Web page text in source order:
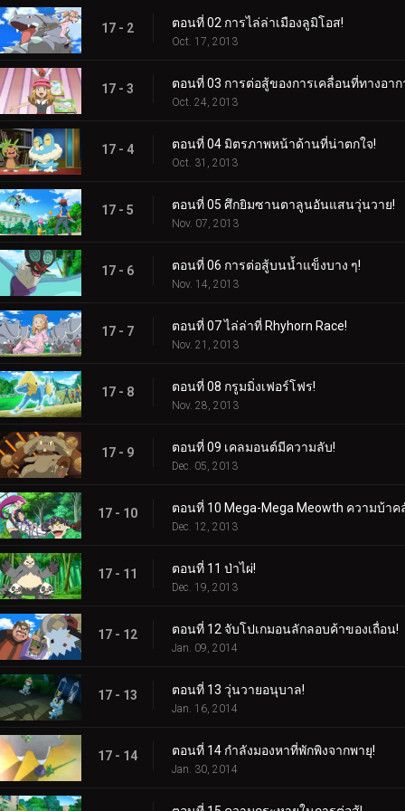
17 - 2 ตอนที่ 02 การไล่ล่าเมืองลูมิโอส!
Oct. 17, 2013
17 - 3 ตอนที่ 03 การต่อสู้ของการเคลื่อนที่ทางอาก
Oct. 24, 2013
17 - 4 ตอนที่ 04 มิตรภาพหน้าด้านที่น่าตกใจ!
Oct. 31, 2013
17 - 5 ตอนที่ 05 ศึกยิมซานตาลูนอันแสนวุ่นวาย!
Nov. 07, 2013
17 - 6 ตอนที่ 06 การต่อสู้บนน้ำแข็งบาง ๆ!
Nov. 14, 2013
17 - 7 ตอนที่ 07 ไล่ล่าที่ Rhyhorn Race!
Nov. 21, 2013
17 - 8 ตอนที่ 08 กรูมมิ่งเฟอร์โฟร!
Nov. 28, 2013
17 - 9 ตอนที่ 09 เคลมอนต์มีความลับ!
Dec. 05, 2013
17 - 10 ตอนที่ 10 Mega-Mega Meowth ความบ้าค
Dec. 12, 2013
17 - 11 ตอนที่ 11 ป่าไผ่!
Dec. 19, 2013
17 - 12 ตอนที่ 12 จับโปเกมอนลักลอบค้าของเถื่อน!
Jan. 09, 2014
17 - 13 ตอนที่ 13 วุ่นวายอนุบาล!
Jan. 16, 2014
17 - 14 ตอนที่ 14 กำลังมองหาที่พักพิงจากพายุ!
Jan. 30, 2014